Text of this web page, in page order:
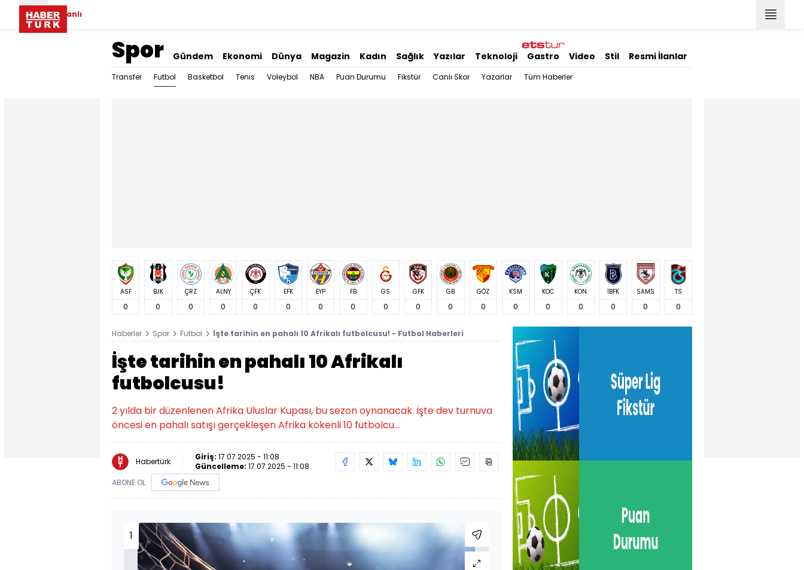
Canlı
Spor Gündem Ekonomi Dünya Magazin Kadın Sağlık Yazılar Teknoloji Gastro Video Stil Resmi İlanlar
Transfer Futbol Basketbol Tenis Voleybol NBA Puan Durumu Fikstür Canlı Skor Yazarlar Tüm Haberler
ASF
0
BJK
0
ÇRZ
0
ALNY
0
ÇFK
0
EFK
0
EYP
0
FB
0
GS
0
GFK
0
GB
0
GÖZ
0
KSM
0
KOC
0
KON
0
İBFK
0
SAMS
0
TS
0
Haberler Spor Futbol İşte tarihin en pahalı 10 Afrikalı futbolcusu! - Futbol Haberleri
İşte tarihin en pahalı 10 Afrikalı
futbolcusu!
2 yılda bir düzenlenen Afrika Uluslar Kupası, bu sezon oynanacak. İşte dev turnuva
öncesi en pahalı satışı gerçekleşen Afrika kökenli 10 futbolcu...
Habertürk Giriş: 17.07.2025 - 11:08
Güncelleme: 17.07.2025 - 11:08
ABONE OL
1